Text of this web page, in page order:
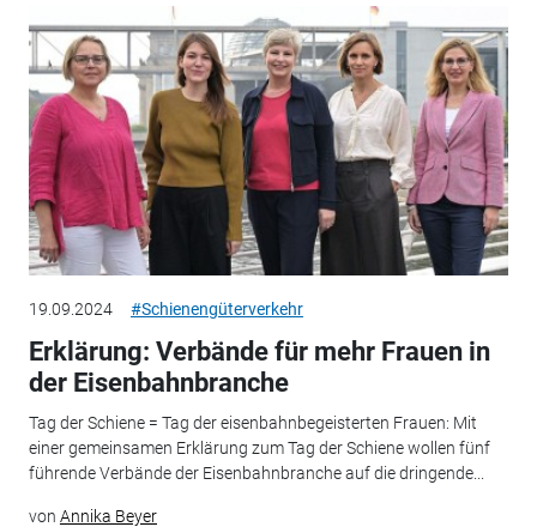
19.09.2024 #Schienengüterverkehr
Erklärung: Verbände für mehr Frauen in
der Eisenbahnbranche
Tag der Schiene = Tag der eisenbahnbegeisterten Frauen: Mit
einer gemeinsamen Erklärung zum Tag der Schiene wollen fünf
führende Verbände der Eisenbahnbranche auf die dringende...
von Annika Beyer